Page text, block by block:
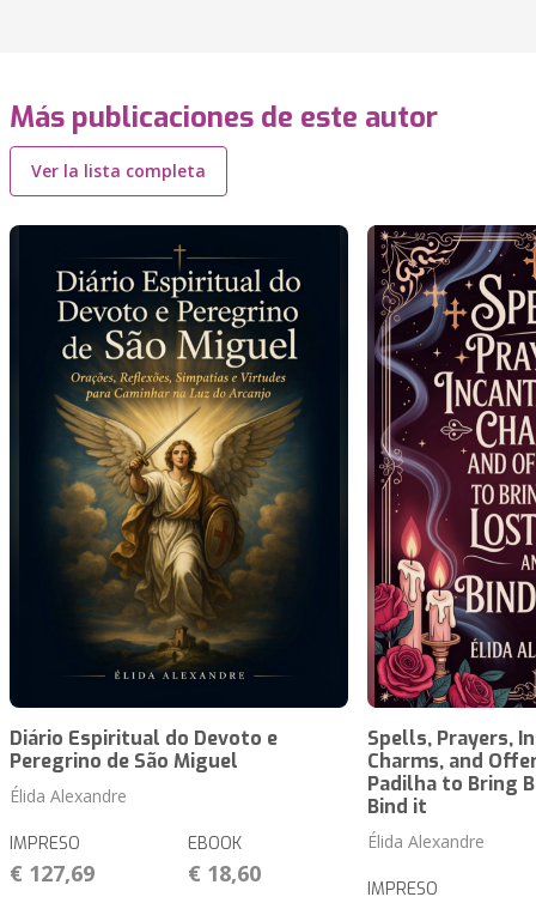
Más publicaciones de este autor
Ver la lista completa
Diário Espiritual do Devoto e
Peregrino de São Miguel
Élida Alexandre
IMPRESO
€ 127,69
EBOOK
€ 18,60
Spells, Prayers,
Charms, and
Padilha to Bring
Bind it
Élida Alexandre
IMPRESO